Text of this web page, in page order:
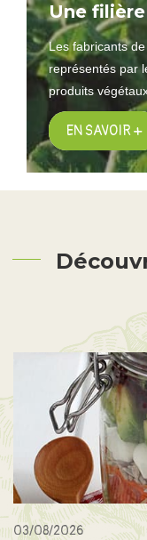
Une
Les fabricants
représentés par
produits
EN SAVOIR +
03/08/2026